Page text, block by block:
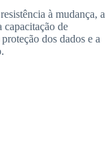
à mudança, a
capacitação de
dos dados e a